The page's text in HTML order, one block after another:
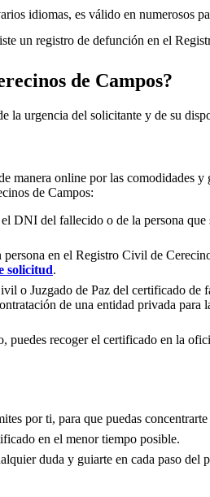
idiomas, es válido en numerosos
un registro de defunción en el
de Campos?
urgencia del solicitante y de su
manera online por las
de Campos:
el DNI del fallecido o de la persona
persona en el Registro Civil de
solicitud.
o Juzgado de Paz del certificado
de una entidad privada
puedes recoger el certificado en la
por ti, para que puedas
en el menor tiempo posible.
duda y guiarte en cada paso del